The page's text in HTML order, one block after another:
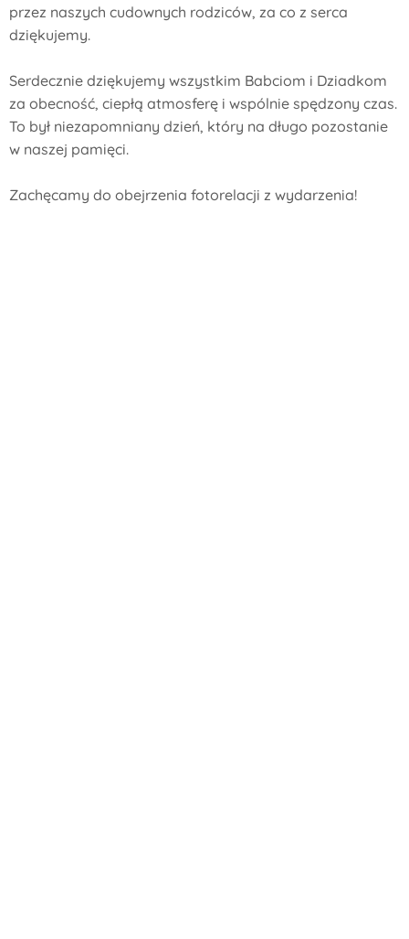
przez naszych cudownych rodziców, za co z serca
dziękujemy.
Serdecznie dziękujemy wszystkim Babciom i Dziadkom
za obecność, ciepłą atmosferę i wspólnie spędzony czas.
To był niezapomniany dzień, który na długo pozostanie
w naszej pamięci.
Zachęcamy do obejrzenia fotorelacji z wydarzenia!